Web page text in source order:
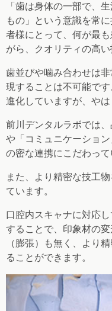
「歯は身体の一部で、
もの」 という意識を常
者様にとって、何が最
がら、クオリティの高
歯並びや噛み合わせは
現することは不可能で
進化していますが、やは
前川デンタルラボでは
や「コミュニケーショ
の密な連携にこだわって
また、より精密な技工
ています。
口腔内スキャナに対応
することで、印象材の
（膨張）も無く、より
ることができます。